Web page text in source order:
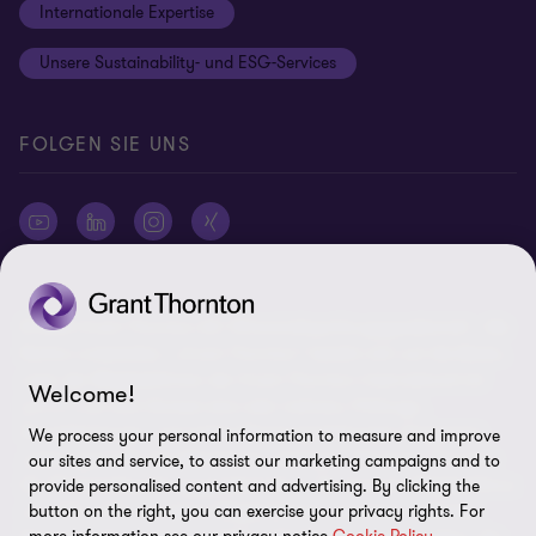
Login
Rechtliche Hinweise
Cookie-Einstellungen
Internationale Expertise
Unsere Sustainability- und ESG-Services
FOLGEN SIE UNS
© 2026 Grant Thornton AG Wirtschaftsprüfungsgesellschaft - Alle
unter der Mitgliedsfirmen der Grant Thornton International Ltd
(„GTIL“), je nach Kontext eine oder mehrere, Prüfungs-,
Steuerberatungs- und andere Beratungs-leistungen (insgesamt
„Leistungen“) für ihre Mandanten erbringen. Die Grant Thornton
AG Wirtschaftsprüfungsgesellschaft ist die deutsche Mitgliedsfirma
von GTIL. GTIL und deren Mitgliedsfirmen sind keine weltweite
Welcome!
We process your personal information to measure and improve
our sites and service, to assist our marketing campaigns and to
provide personalised content and advertising. By clicking the
button on the right, you can exercise your privacy rights. For